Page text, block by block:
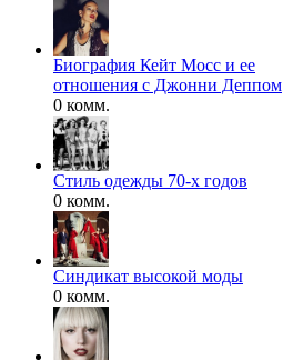
Биография Кейт Мосс и ее
отношения с Джонни Деппом
0 комм.
Стиль одежды 70-х годов
0 комм.
Синдикат высокой моды
0 комм.